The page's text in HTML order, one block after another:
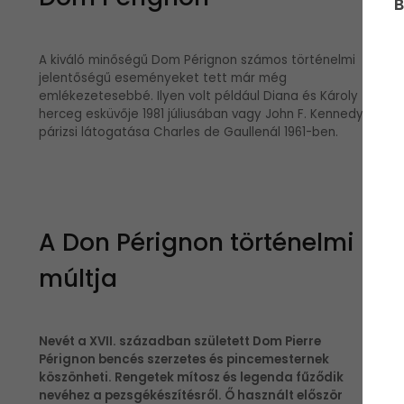
A kiváló minőségű Dom Pérignon számos történelmi
jelentőségű eseményeket tett már még
emlékezetesebbé. Ilyen volt például Diana és Károly
herceg esküvője 1981 júliusában vagy John F. Kennedy
párizsi látogatása Charles de Gaullenál 1961-ben.
A Don Pérignon történelmi
múltja
Nevét a XVII. században született Dom Pierre
Pérignon bencés szerzetes és pincemesternek
köszönheti. Rengetek mítosz és legenda fűződik
nevéhez a pezsgékészítésről. Ő használt először